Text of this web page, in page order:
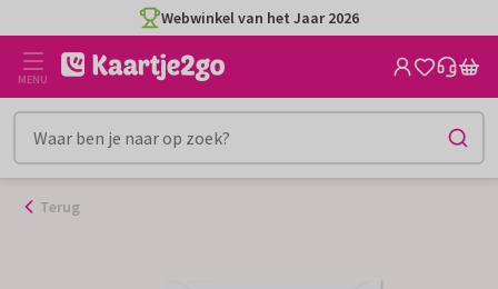
naar
inhoud
Webwinkel van het Jaar 2026
MENU
Terug